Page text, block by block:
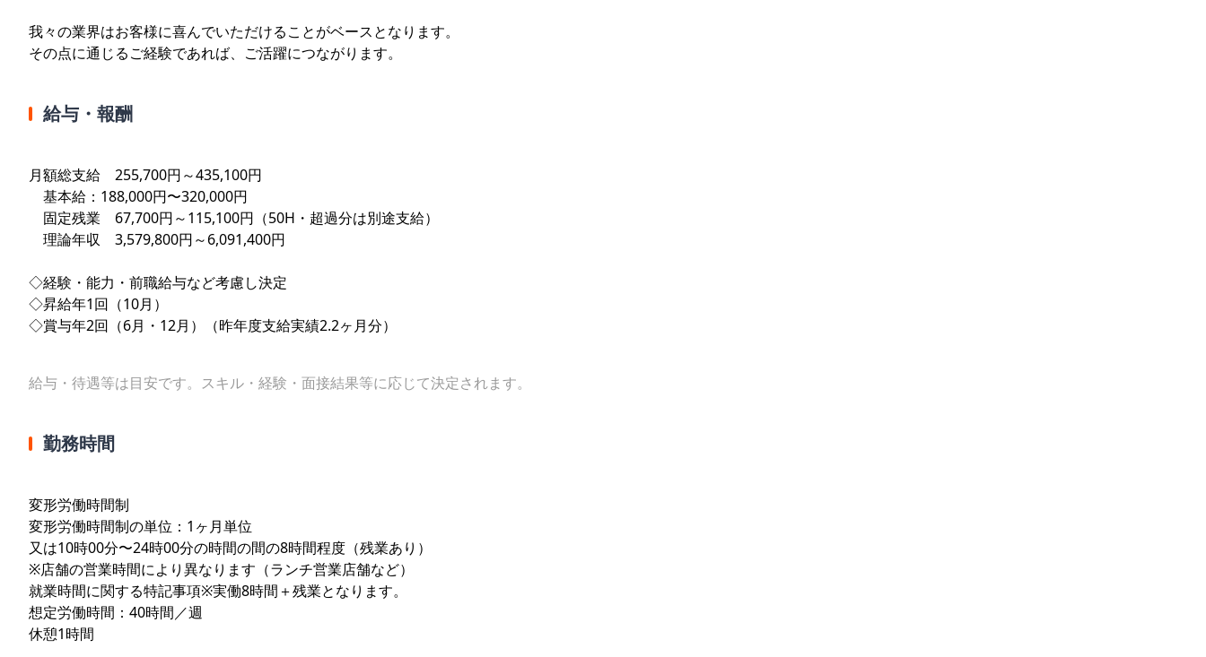
我々の業界はお客様に喜んでいただけることがベースとなります。
その点に通じるご経験であれば、ご活躍につながります。
給与・報酬
月額総支給 255,700円～435,100円
基本給：188,000円〜320,000円
固定残業 67,700円～115,100円（50H・超過分は別途支給）
理論年収 3,579,800円～6,091,400円
◇経験・能力・前職給与など考慮し決定
◇昇給年1回（10月）
◇賞与年2回（6月・12月）（昨年度支給実績2.2ヶ月分）
給与・待遇等は目安です。スキル・経験・面接結果等に応じて決定されます。
勤務時間
変形労働時間制
変形労働時間制の単位：1ヶ月単位
又は10時00分〜24時00分の時間の間の8時間程度（残業あり）
※店舗の営業時間により異なります（ランチ営業店舗など）
就業時間に関する特記事項※実働8時間＋残業となります。
想定労働時間：40時間／週
休憩1時間